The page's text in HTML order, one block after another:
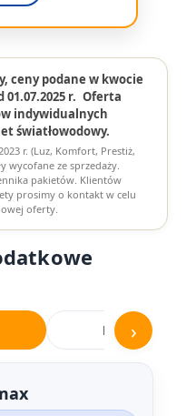
ceny podane w kwocie
r. Oferta
indywidualnych
światłowodowy.
r. (Luz, Komfort, Prestiż,
wycofane ze sprzedaży.
pakietów. Klientów
prosimy o kontakt w celu
oferty.
Filmbox
›